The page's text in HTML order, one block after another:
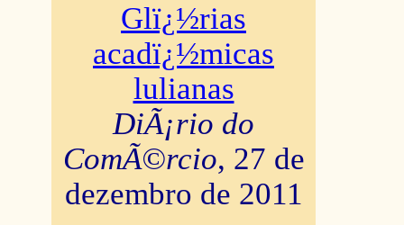
Glï¿½rias
acadï¿½micas
lulianas
DiÃ¡rio do
ComÃ©rcio, 27 de
dezembro de 2011